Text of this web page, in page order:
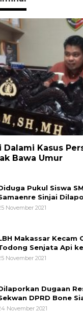
Dalami Kasus
Bawa Umur
Pukul Siswa
Sinjai
November 2021
Makassar Kecam
Senjata Api
Sulsel Tindak
November 2021
Dugaan
DPRD Bone
November 2021